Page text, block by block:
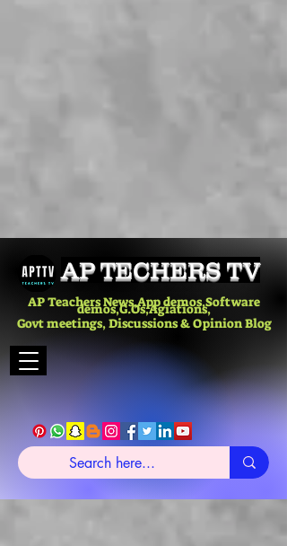
AP TECHERS TV
AP Teachers News,App demos,Software
demos,G.Os,Agiations,
Govt meetings, Discussions & Opinion Blog